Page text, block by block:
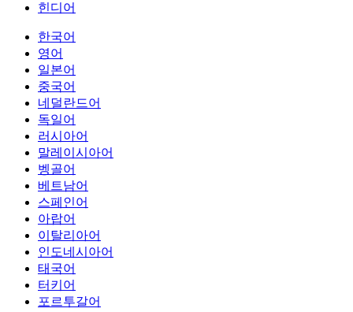
힌디어
한국어
영어
일본어
중국어
네덜란드어
독일어
러시아어
말레이시아어
벵골어
베트남어
스페인어
아랍어
이탈리아어
인도네시아어
태국어
터키어
포르투갈어